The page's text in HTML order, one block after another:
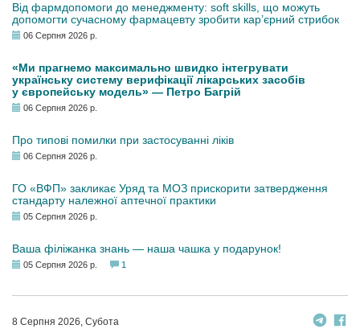
Від фармдопомоги до менеджменту: soft skills, що можуть
допомогти сучасному фармацевту зробити кар’єрний стрибок
06 Серпня 2026 р.
«Ми прагнемо максимально швидко інтегрувати
українську систему верифікації лікарських засобів
у європейську модель» — Петро Багрій
06 Серпня 2026 р.
Про типові помилки при застосуванні ліків
06 Серпня 2026 р.
ГО «ВФП» закликає Уряд та МОЗ прискорити затвердження
стандарту належної аптечної практики
05 Серпня 2026 р.
Ваша філіжанка знань — наша чашка у подарунок!
05 Серпня 2026 р. 1
8 Серпня 2026, Субота